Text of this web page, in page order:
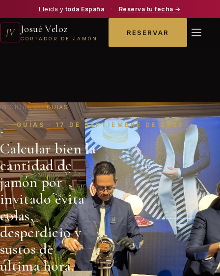
Lleida y toda España · Reserva tu fecha →
JV Josué Veloz
CORTADOR DE JAMÓN
RESERVAR
INICIO /BLOG/GUÍAS
GUÍAS · 17 DE SEPTIEMBRE DE 2025
Calcular bien la
cantidad de
jamón por
invitado evita
colas,
desperdicio y
sustos de
última hora.